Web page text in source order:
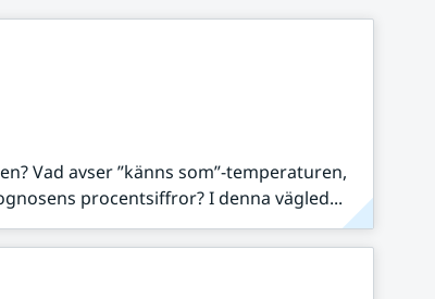
Vad avser ”känns som”-temperaturen,
procentsiffror? I denna vägled...